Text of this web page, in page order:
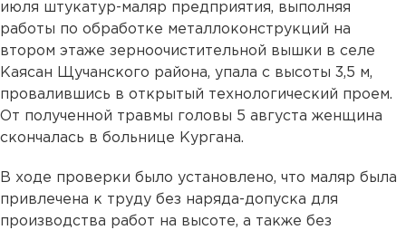
июля штукатур-маляр предприятия, выполняя
работы по обработке металлоконструкций на
втором этаже зерноочистительной вышки в селе
Каясан Щучанского района, упала с высоты 3,5 м,
провалившись в открытый технологический проем.
От полученной травмы головы 5 августа женщина
скончалась в больнице Кургана.
В ходе проверки было установлено, что маляр была
привлечена к труду без наряда-допуска для
производства работ на высоте, а также без